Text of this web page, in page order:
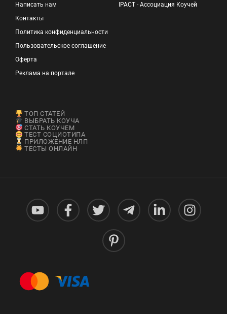
Написать нам
Контакты
Политика конфиденциальности
Пользовательское соглашение
Оферта
Реклама на портале
IPACT - Ассоциация Коучей
ТОП СТАТЕЙ
ВЫБРАТЬ КОУЧА
СТАТЬ КОУЧЕМ
ТЕСТ СОЦИОТИПА
ПРИЛОЖЕНИЕ НЛП
ТЕСТЫ ОНЛАЙН